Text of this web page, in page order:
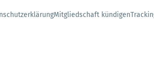
Mitgliedschaft kündigen